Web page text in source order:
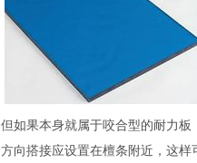
但如果本身就属于咬合型的耐力
方向搭接应设置在檀条附近，这样